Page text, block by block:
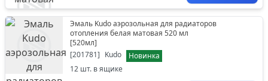
Эмаль Kudo аэрозольная для радиаторов
отопления белая матовая 520 мл
[520мл]
[201781] Kudo
Новинка
12 шт. в ящике